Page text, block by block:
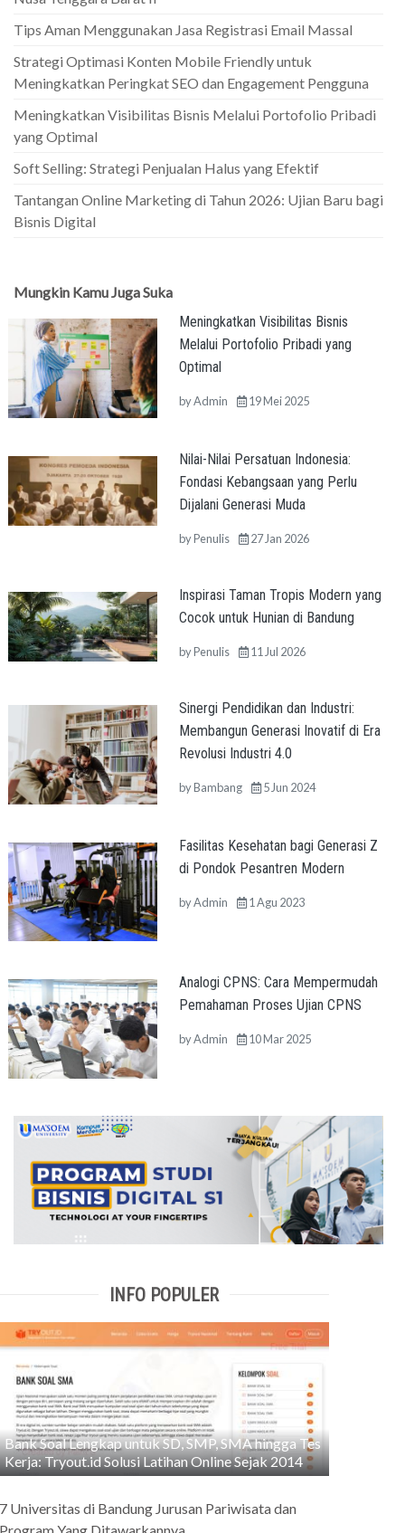
Tips Aman Menggunakan Jasa Registrasi Email Massal
Strategi Optimasi Konten Mobile Friendly untuk
Meningkatkan Peringkat SEO dan Engagement Pengguna
Meningkatkan Visibilitas Bisnis Melalui Portofolio Pribadi
yang Optimal
Soft Selling: Strategi Penjualan Halus yang Efektif
Tantangan Online Marketing di Tahun 2026: Ujian Baru bagi
Bisnis Digital
Mungkin Kamu Juga Suka
Meningkatkan Visibilitas Bisnis
Melalui Portofolio Pribadi yang
Optimal
byAdmin 19 Mei 2025
Nilai-Nilai Persatuan Indonesia:
Fondasi Kebangsaan yang Perlu
Dijalani Generasi Muda
byPenulis 27 Jan 2026
Inspirasi Taman Tropis Modern yang
Cocok untuk Hunian di Bandung
byPenulis 11 Jul 2026
Sinergi Pendidikan dan Industri:
Membangun Generasi Inovatif di Era
Revolusi Industri 4.0
byBambang 5 Jun 2024
Fasilitas Kesehatan bagi Generasi Z
di Pondok Pesantren Modern
byAdmin 1 Agu 2023
Analogi CPNS: Cara Mempermudah
Pemahaman Proses Ujian CPNS
byAdmin 10 Mar 2025
INFO POPULER
Bank Soal Lengkap untuk SD, SMP, SMA hingga Tes
Kerja: Tryout.id Solusi Latihan Online Sejak 2014
Universitas di Bandung Jurusan Pariwisata dan